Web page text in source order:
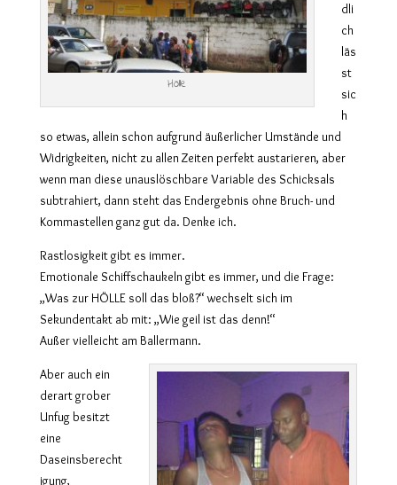
Hölle
dli
ch
läs
st
sic
h
so etwas, allein schon aufgrund äußerlicher Umstände und
Widrigkeiten, nicht zu allen Zeiten perfekt austarieren, aber
wenn man diese unauslöschbare Variable des Schicksals
subtrahiert, dann steht das Endergebnis ohne Bruch- und
Kommastellen ganz gut da. Denke ich.
Rastlosigkeit gibt es immer.
Emotionale Schiffschaukeln gibt es immer, und die Frage:
„Was zur HÖLLE soll das bloß?“ wechselt sich im
Sekundentakt ab mit: „Wie geil ist das denn!“
Außer vielleicht am Ballermann.
Aber auch ein
derart grober
Unfug besitzt
eine
Daseinsberecht
igung,